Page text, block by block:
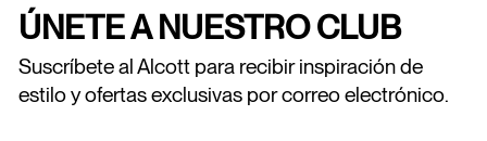
ÚNETE A NUESTRO CLUB
Suscríbete al Alcott para recibir inspiración de
estilo y ofertas exclusivas por correo electrónico.